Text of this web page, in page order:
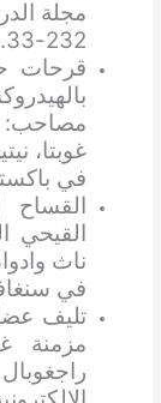
232-33.
قرحات
مصاحب:
غوبتا،
في باكستان 2005؛ 15
القساح
القيحي
ناث
في سنغافورة
تليف
مزمنة